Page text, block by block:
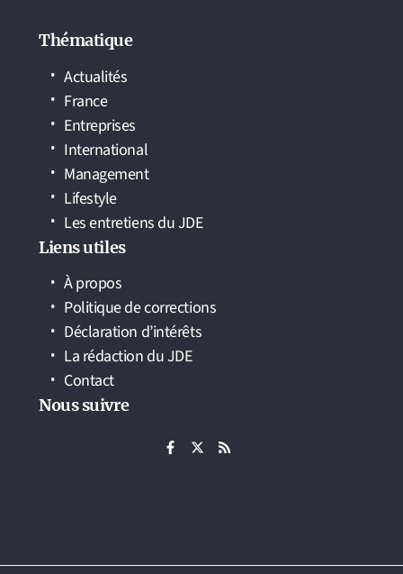
Thématique
Actualités
France
Entreprises
International
Management
Lifestyle
Les entretiens du JDE
Liens utiles
À propos
Politique de corrections
Déclaration d’intérêts
La rédaction du JDE
Contact
Nous suivre